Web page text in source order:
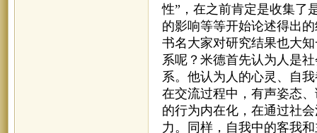
性”，在之前肯定是收集了
的影响等等开始论述得出
书名大家对研究结果也大
系呢？米德首先认为人是
系。他认为人的心灵、自
在交流过程中，有声姿态
的行为内在化，在通过社
力。同样，自我中的客我